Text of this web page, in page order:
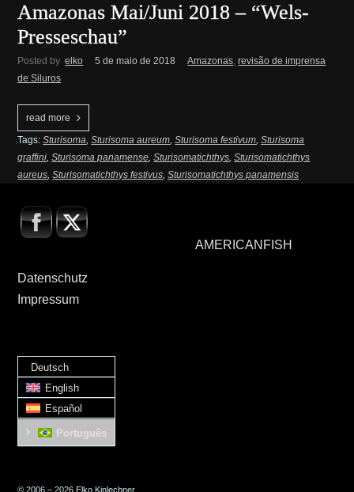
Amazonas Mai/Juni 2018 – “Wels-
Presseschau”
Posted by elko 5 de maio de 2018 Amazonas,revisão de imprensa
de Siluros
read more
Tags:Sturisoma,Sturisoma aureum,Sturisoma festivum,Sturisoma
graffini,Sturisoma panamense,Sturisomatichthys,Sturisomatichthys
aureus,Sturisomatichthys festivus,Sturisomatichthys panamensis
AMERICANFISH
Datenschutz
Impressum
Deutsch
English
Español
Português
© 2006 – 2026 Elko Kinlechner